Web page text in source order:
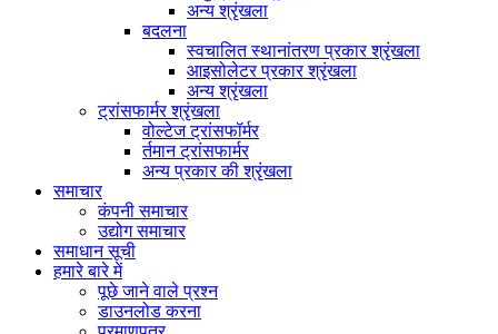
अन्य श्रृंखला
बदलना
स्वचालित स्थानांतरण प्रकार श्रृंखला
आइसोलेटर प्रकार श्रृंखला
अन्य श्रृंखला
ट्रांसफार्मर श्रृंखला
वोल्टेज ट्रांसफॉर्मर
र्तमान ट्रांसफार्मर
अन्य प्रकार की श्रृंखला
समाचार
कंपनी समाचार
उद्योग समाचार
समाधान सूची
हमारे बारे में
पूछे जाने वाले प्रश्न
डाउनलोड करना